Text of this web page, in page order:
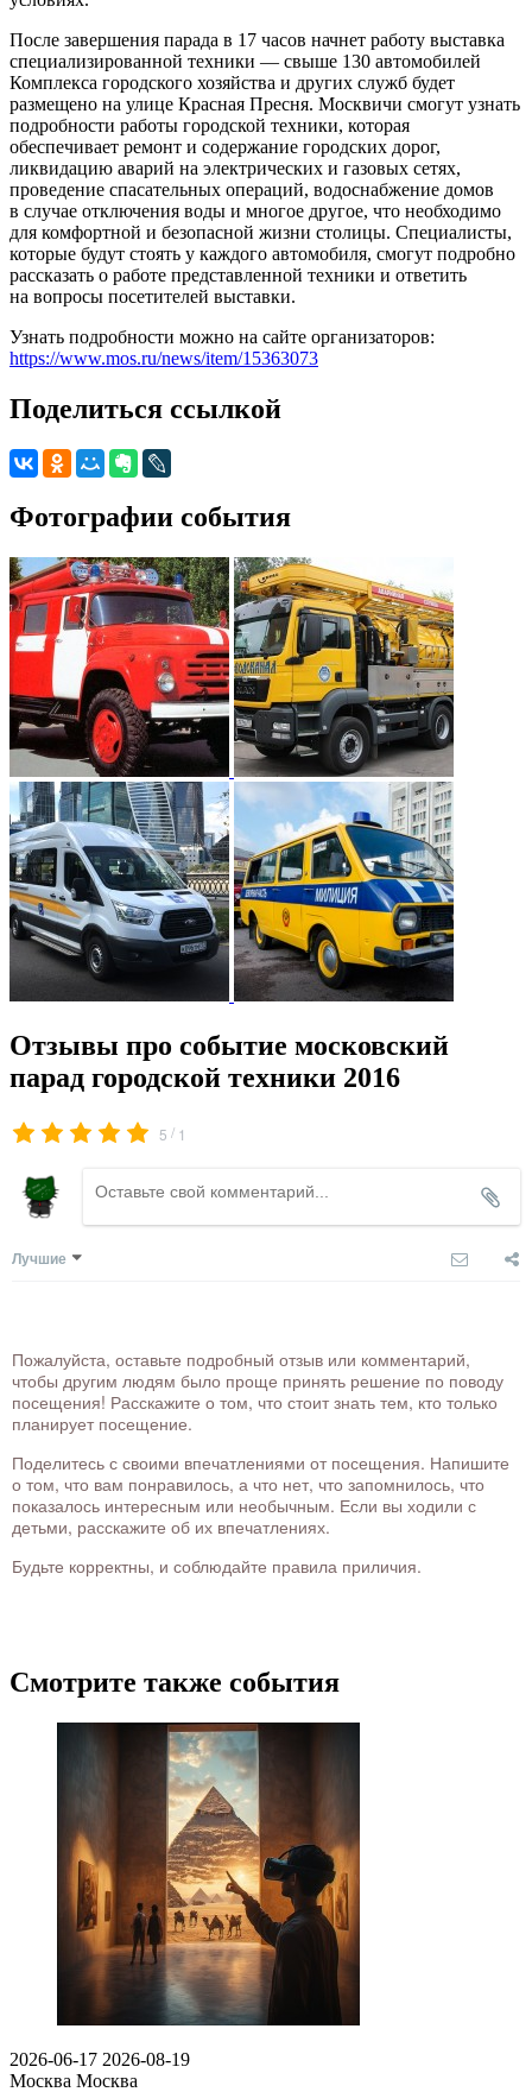
После завершения парада в 17 часов начнет работу выставка
специализированной техники — свыше 130 автомобилей
Комплекса городского хозяйства и других служб будет
размещено на улице Красная Пресня. Москвичи смогут узнать
подробности работы городской техники, которая
обеспечивает ремонт и содержание городских дорог,
ликвидацию аварий на электрических и газовых сетях,
проведение спасательных операций, водоснабжение домов
в случае отключения воды и многое другое, что необходимо
для комфортной и безопасной жизни столицы. Специалисты,
которые будут стоять у каждого автомобиля, смогут подробно
рассказать о работе представленной техники и ответить
на вопросы посетителей выставки.
Узнать подробности можно на сайте организаторов:
https://www.mos.ru/news/item/15363073
Поделиться ссылкой
Фотографии события
Отзывы про событие московский
парад городской техники 2016
5 / 1
Лучшие
Пожалуйста, оставьте подробный отзыв или комментарий,
чтобы другим людям было проще принять решение по поводу
посещения! Расскажите о том, что стоит знать тем, кто только
планирует посещение.
Поделитесь с своими впечатлениями от посещения. Напишите
о том, что вам понравилось, а что нет, что запомнилось, что
показалось интересным или необычным. Если вы ходили с
детьми, расскажите об их впечатлениях.
Будьте корректны, и соблюдайте правила приличия.
Смотрите также события
2026-06-17 2026-08-19
Москва Москва